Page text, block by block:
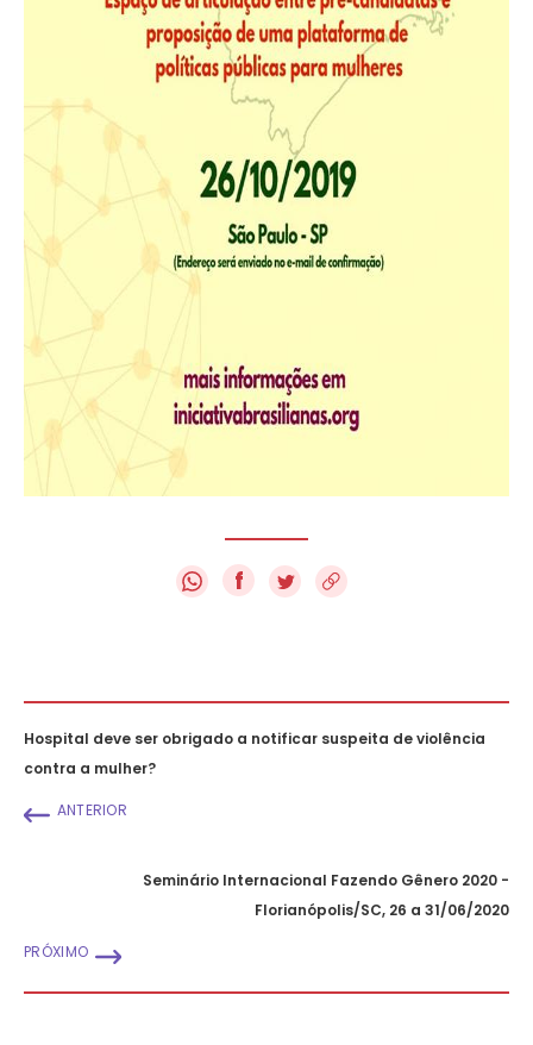
f
Hospital deve ser obrigado a notificar suspeita de violência
contra a mulher?
ANTERIOR
Seminário Internacional Fazendo Gênero 2020 -
Florianópolis/SC, 26 a 31/06/2020
PRÓXIMO